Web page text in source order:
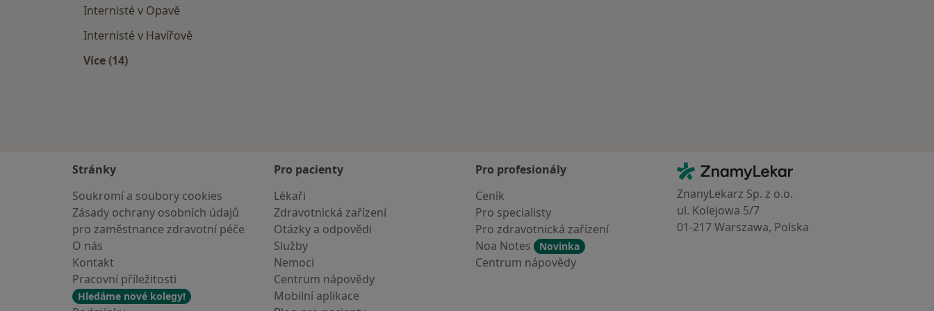
Internisté v Opavě
Internisté v Havířově
Více (14)
Stránky
Soukromí a soubory cookies
Zásady ochrany osobních údajů
pro zaměstnance zdravotní péče
O nás
Kontakt
Pracovní příležitosti
Hledáme nové kolegy!
Pro pacienty
Lékaři
Zdravotnická zařízení
Otázky a odpovědi
Služby
Nemoci
Centrum nápovědy
Mobilní aplikace
Pro profesionály
Ceník
Pro specialisty
Pro zdravotnická zařízení
Noa Notes
Novinka
Centrum nápovědy
Kontakt
ZnamyLekar - Hlavní stránka
ZnanyLekarz Sp. z o.o.
ul. Kolejowa 5/7
01-217 Warszawa, Polska